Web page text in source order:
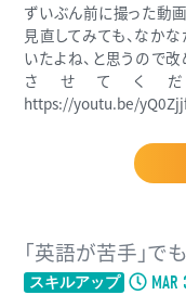
ずいぶん前に撮った動
見直してみても、なか
いたよね、と思うので
させてく
https://youtu.be/
「英語が苦手」で
スキルアップ